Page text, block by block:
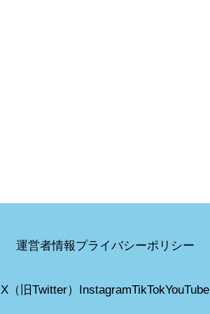
運営者情報プライバシーポリシー
X（旧Twitter） InstagramTikTokYouTube